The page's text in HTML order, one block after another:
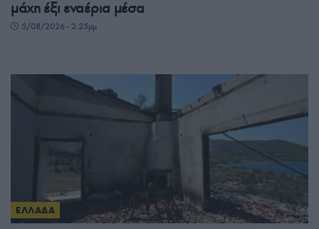
μάχη έξι εναέρια μέσα
5/08/2026 - 2:25μμ
ΕΛΛΑΔΑ